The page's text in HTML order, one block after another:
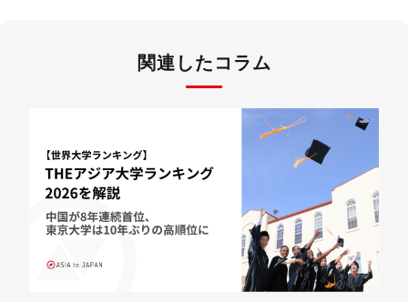
関連したコラム